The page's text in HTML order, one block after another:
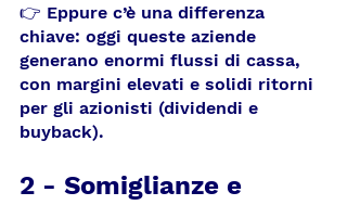
👉 Eppure c’è una differenza
chiave: oggi queste aziende
generano enormi flussi di cassa,
con margini elevati e solidi ritorni
per gli azionisti (dividendi e
buyback).
2 - Somiglianze e